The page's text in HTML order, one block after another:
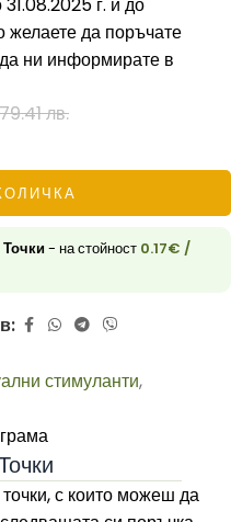
желаете да поръчате
ни информирате в
лв.
Точки- на стойност 0.17€ /
стимуланти,
с които можеш да